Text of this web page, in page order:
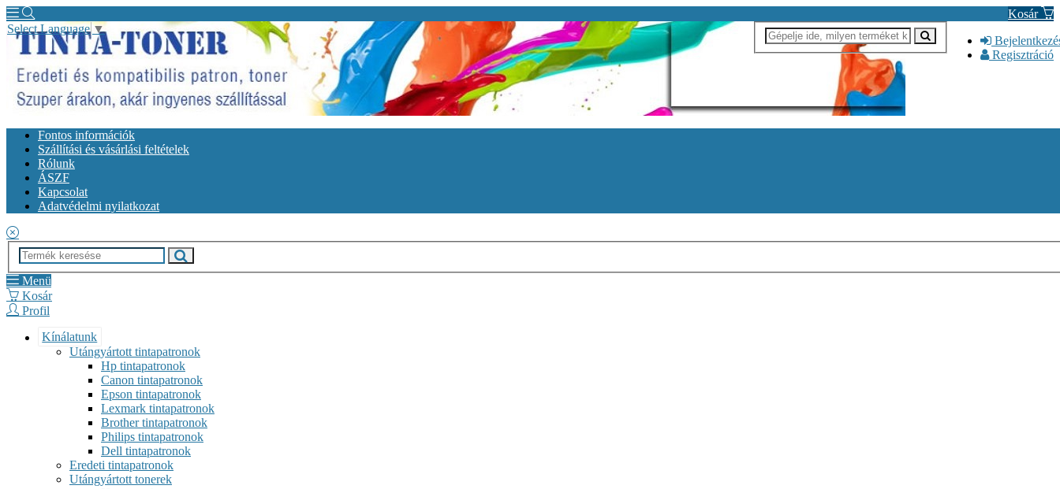
Kosár
Regisztráció
Select Language ▼
Fontos információk
Szállítási és vásárlási feltételek
Rólunk
ÁSZF
Kapcsolat
Adatvédelmi nyilatkozat
Menü
Kosár
Profil
Kínálatunk
Utángyártott tintapatronok
Hp tintapatronok
Canon tintapatronok
Epson tintapatronok
Lexmark tintapatronok
Brother tintapatronok
Philips tintapatronok
Dell tintapatronok
Eredeti tintapatronok
Utángyártott tonerek